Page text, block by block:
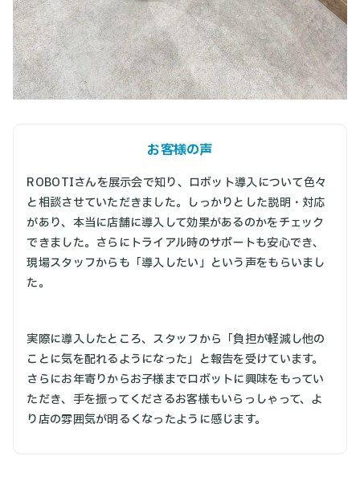
お客様の声
ROBOTIさんを展示会で知り、ロボット導入について色々
と相談させていただきました。しっかりとした説明・対応
があり、本当に店舗に導入して効果があるのかをチェック
できました。さらにトライアル時のサポートも安心でき、
現場スタッフからも「導入したい」という声をもらいまし
た。
実際に導入したところ、スタッフから「負担が軽減し他の
ことに気を配れるようになった」と報告を受けています。
さらにお年寄りからお子様までロボットに興味をもってい
ただき、手を振ってくださるお客様もいらっしゃって、よ
り店の雰囲気が明るくなったように感じます。